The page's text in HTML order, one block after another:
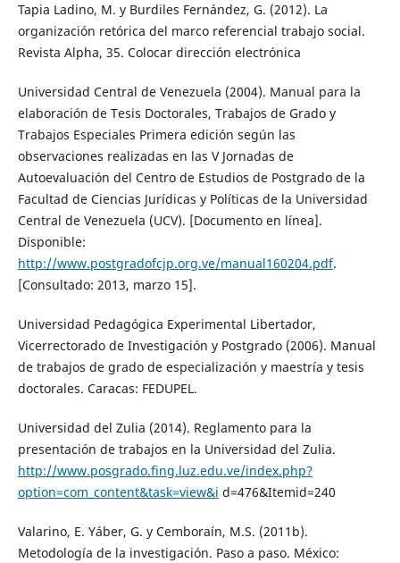
Tapia Ladino, M. y Burdiles Fernández, G. (2012). La
organización retórica del marco referencial trabajo social.
Revista Alpha, 35. Colocar dirección electrónica
Universidad Central de Venezuela (2004). Manual para la
elaboración de Tesis Doctorales, Trabajos de Grado y
Trabajos Especiales Primera edición según las
observaciones realizadas en las V Jornadas de
Autoevaluación del Centro de Estudios de Postgrado de la
Facultad de Ciencias Jurídicas y Políticas de la Universidad
Central de Venezuela (UCV). [Documento en línea].
Disponible:
http://www.postgradofcjp.org.ve/manual160204.pdf.
[Consultado: 2013, marzo 15].
Universidad Pedagógica Experimental Libertador,
Vicerrectorado de Investigación y Postgrado (2006). Manual
de trabajos de grado de especialización y maestría y tesis
doctorales. Caracas: FEDUPEL.
Universidad del Zulia (2014). Reglamento para la
presentación de trabajos en la Universidad del Zulia.
http://www.posgrado.fing.luz.edu.ve/index.php?
option=com_content&task=view&i d=476&Itemid=240
Valarino, E. Yáber, G. y Cemboraín, M.S. (2011b).
Metodología de la investigación. Paso a paso. México: